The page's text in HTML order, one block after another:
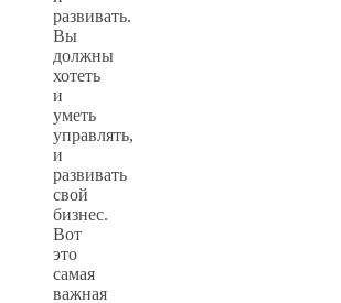
развивать.
Вы
должны
хотеть
и
уметь
управлять,
и
развивать
свой
бизнес.
Вот
это
самая
важная